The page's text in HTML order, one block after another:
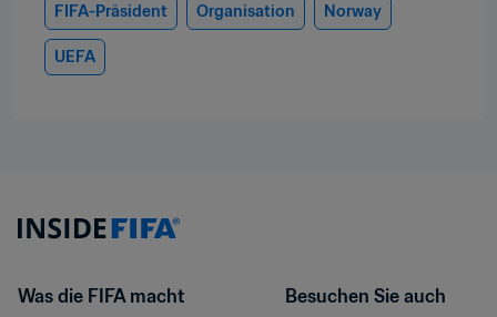
FIFA-Präsident Organisation Norway
UEFA
Was die FIFA macht
Besuchen Sie auch